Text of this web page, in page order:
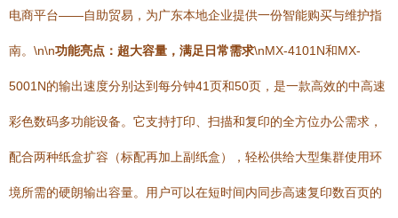
电商平台——自助贸易，为广东本地企业提供一份智能购买与维护指
南。\n\n功能亮点：超大容量，满足日常需求\nMX-4101N和MX-
5001N的输出速度分别达到每分钟41页和50页，是一款高效的中高速
彩色数码多功能设备。它支持打印、扫描和复印的全方位办公需求，
配合两种纸盒扩容（标配再加上副纸盒），轻松供给大型集群使用环
境所需的硬朗输出容量。用户可以在短时间内同步高速复印数百页的